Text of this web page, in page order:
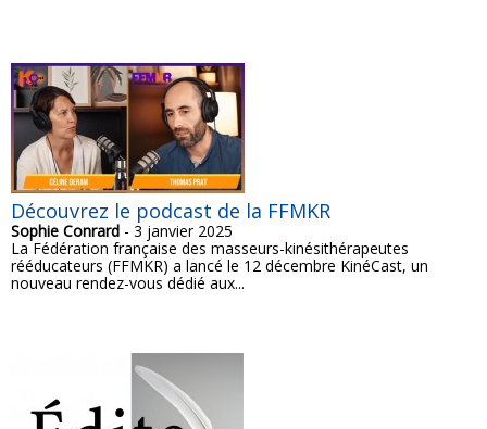
Découvrez le podcast de la FFMKR
Sophie Conrard - 3 janvier 2025
La Fédération française des masseurs-kinésithérapeutes
rééducateurs (FFMKR) a lancé le 12 décembre KinéCast, un
nouveau rendez-vous dédié aux...